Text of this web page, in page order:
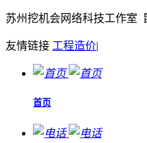
苏州挖机会网络科技工作室
友情链接 工程造价|
首页